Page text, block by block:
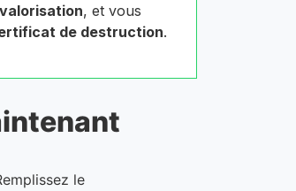
, et vous
de destruction.
le